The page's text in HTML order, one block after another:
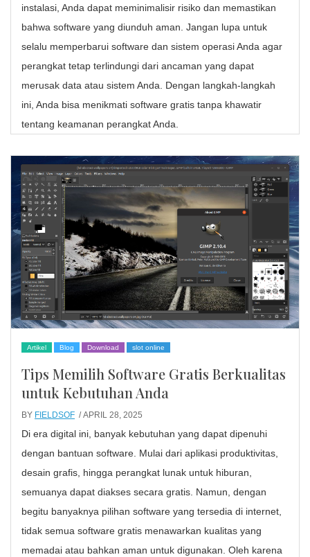
instalasi, Anda dapat meminimalisir risiko dan memastikan
bahwa software yang diunduh aman. Jangan lupa untuk
selalu memperbarui software dan sistem operasi Anda agar
perangkat tetap terlindungi dari ancaman yang dapat
merusak data atau sistem Anda. Dengan langkah-langkah
ini, Anda bisa menikmati software gratis tanpa khawatir
tentang keamanan perangkat Anda.
Artikel Blog Download slot online
Tips Memilih Software Gratis Berkualitas
untuk Kebutuhan Anda
BY FIELDSOF / APRIL 28, 2025
Di era digital ini, banyak kebutuhan yang dapat dipenuhi
dengan bantuan software. Mulai dari aplikasi produktivitas,
desain grafis, hingga perangkat lunak untuk hiburan,
semuanya dapat diakses secara gratis. Namun, dengan
begitu banyaknya pilihan software yang tersedia di internet,
tidak semua software gratis menawarkan kualitas yang
memadai atau bahkan aman untuk digunakan. Oleh karena